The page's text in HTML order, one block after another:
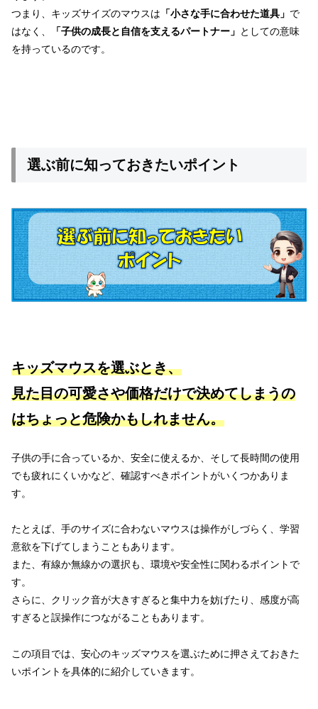
つまり、キッズサイズのマウスは 「小さな手に合わせた道具」 で
はなく、
「子供の成長と自信を支えるパートナー」 としての意味
を持っているのです。
選ぶ前に知っておきたいポイント
キッズマウスを選ぶとき、
見た目の可愛さや価格だけで決めてしまうの
はちょっと危険かもしれません。
子供の手に合っているか、安全に使えるか、そして長時間の使用
でも疲れにくいかなど、確認すべきポイントがいくつかありま
す。
たとえば、手のサイズに合わないマウスは操作がしづらく、学習
意欲を下げてしまうこともあります。
また、有線か無線かの選択も、環境や安全性に関わるポイントで
す。
さらに、クリック音が大きすぎると集中力を妨げたり、感度が高
すぎると誤操作につながることもあります。
この項目では、安心のキッズマウスを選ぶために押さえておきた
いポイントを具体的に紹介していきます。